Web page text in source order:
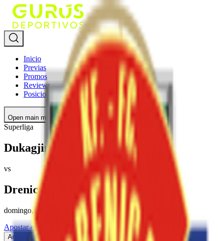
Inicio
Previas
Promos
Reviews
Posiciones
Open main menu
Superliga
Dukagjini
vs
Drenica Skënderaj
domingo, 3 de mayo de 2026 07:00 a.m. (hora México)
Apostar en
MatchBook Betting Exchange
Análisis Momios Stats Partido Tabla